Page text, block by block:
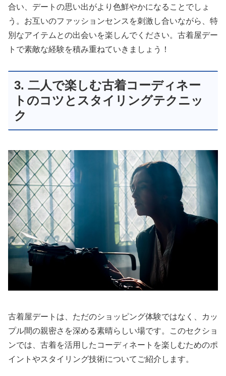
合い、デートの思い出がより色鮮やかになることでしょ
う。お互いのファッションセンスを刺激し合いながら、特
別なアイテムとの出会いを楽しんでください。古着屋デー
トで素敵な経験を積み重ねていきましょう！
3. 二人で楽しむ古着コーディネー
トのコツとスタイリングテクニッ
ク
古着屋デートは、ただのショッピング体験ではなく、カッ
プル間の親密さを深める素晴らしい場です。このセクショ
ンでは、古着を活用したコーディネートを楽しむためのポ
イントやスタイリング技術についてご紹介します。